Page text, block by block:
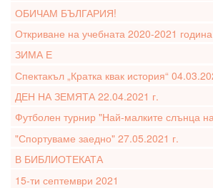
ОБИЧАМ БЪЛГАРИЯ!
Откриване на учебната 2020-2021 година
ЗИМА Е
Спектакъл „Кратка квак история“
ДЕН НА ЗЕМЯТА 22.04.2021 г.
Футболен турнир "Най-малките слънца
"Спортуваме заедно" 27.05.2021 г.
В БИБЛИОТЕКАТА
15-ти септември 2021